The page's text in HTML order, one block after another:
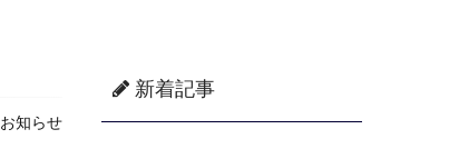
お知らせ
新着記事